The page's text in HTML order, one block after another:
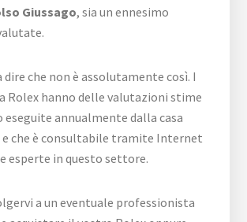
Giussago, sia un ennesimo
dire che non è assolutamente così. I
Rolex hanno delle valutazioni stime
eseguite annualmente dalla casa
che è consultabile tramite Internet
esperte in questo settore.
a un eventuale professionista